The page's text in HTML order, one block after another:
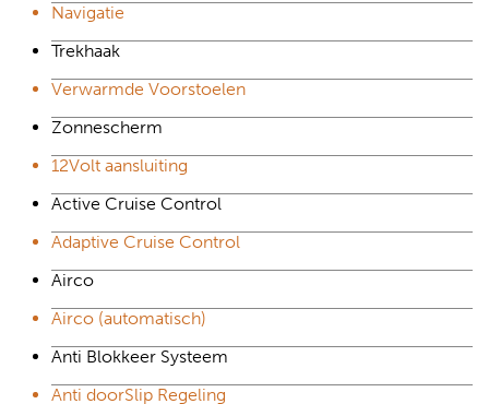
Navigatie
Trekhaak
Verwarmde Voorstoelen
Zonnescherm
12Volt aansluiting
Active Cruise Control
Adaptive Cruise Control
Airco
Airco (automatisch)
Anti Blokkeer Systeem
Anti doorSlip Regeling